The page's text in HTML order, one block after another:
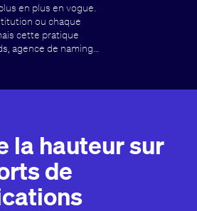
en plus en vogue.
ou chaque
cette pratique
agence de naming…
la hauteur sur
de